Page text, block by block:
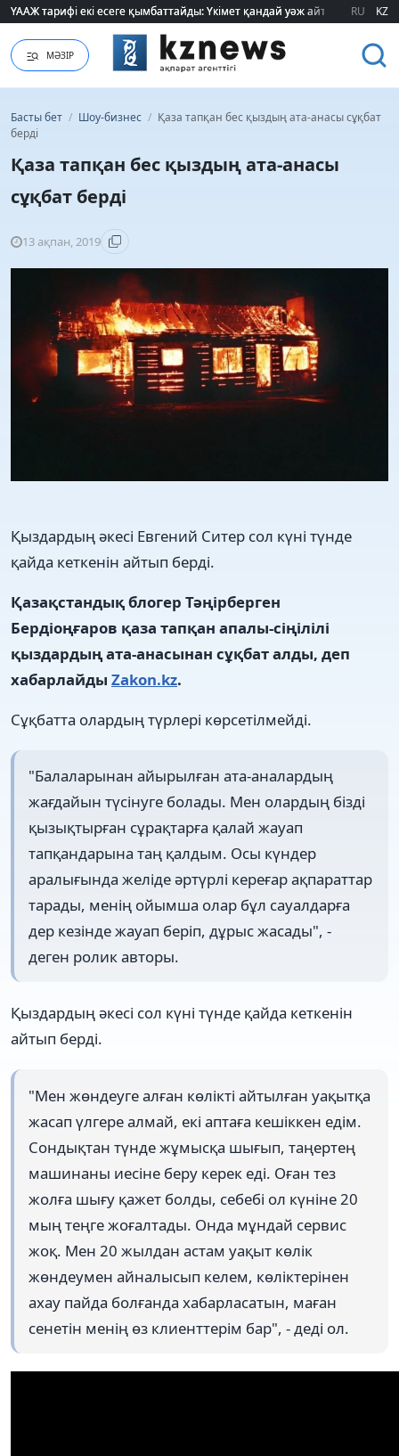
ҮААЖ тарифі екі есеге қымбаттайды: Үкімет қандай уәж айтады?
ҮААЖ тарифі екі есеге қымбаттайды: Үкімет қандай уәж айтады? RU KZ
МӘЗІР
Басты бет / Шоу-бизнес / Қаза тапқан бес қыздың ата-анасы сұқбат
берді
Қаза тапқан бес қыздың ата-анасы
сұқбат берді
13 ақпан, 2019
Қыздардың әкесі Евгений Ситер сол күні түнде
қайда кеткенін айтып берді.
Қазақстандық блогер Тәңірберген
Бердіоңғаров қаза тапқан апалы-сіңілілі
қыздардың ата-анасынан сұқбат алды, деп
хабарлайды Zakon.kz.
Сұқбатта олардың түрлері көрсетілмейді.
"Балаларынан айырылған ата-аналардың
жағдайын түсінуге болады. Мен олардың бізді
қызықтырған сұрақтарға қалай жауап
тапқандарына таң қалдым. Осы күндер
аралығында желіде әртүрлі кереғар ақпараттар
тарады, менің ойымша олар бұл сауалдарға
дер кезінде жауап беріп, дұрыс жасады", -
деген ролик авторы.
Қыздардың әкесі сол күні түнде қайда кеткенін
айтып берді.
"Мен жөндеуге алған көлікті айтылған уақытқа
жасап үлгере алмай, екі аптаға кешіккен едім.
Сондықтан түнде жұмысқа шығып, таңертең
машинаны иесіне беру керек еді. Оған тез
жолға шығу қажет болды, себебі ол күніне 20
мың теңге жоғалтады. Онда мұндай сервис
жоқ. Мен 20 жылдан астам уақыт көлік
жөндеумен айналысып келем, көліктерінен
ахау пайда болғанда хабарласатын, маған
сенетін менің өз клиенттерім бар", - деді ол.